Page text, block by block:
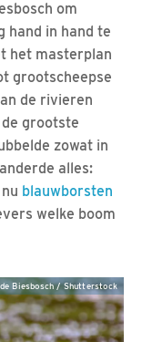
om
hand in hand te
het masterplan
grootscheepse
de rivieren
de grootste
zowat in
alles:
blauwborsten
welke boom
Biesbosch / Shutterstock